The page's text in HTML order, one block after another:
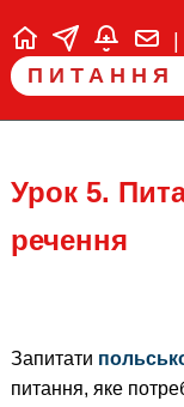
ПИТАННЯ
Урок 5.
речення
Запитати
питання, яке